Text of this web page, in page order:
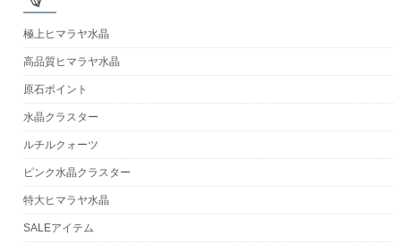
極上ヒマラヤ水晶
高品質ヒマラヤ水晶
原石ポイント
水晶クラスター
ルチルクォーツ
ピンク水晶クラスター
特大ヒマラヤ水晶
SALEアイテム